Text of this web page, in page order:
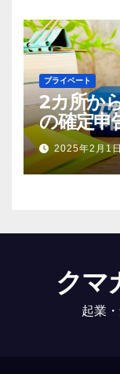
プライベート
2カ所か
の確定申
6年；
2025年2月1日
クマ
起業